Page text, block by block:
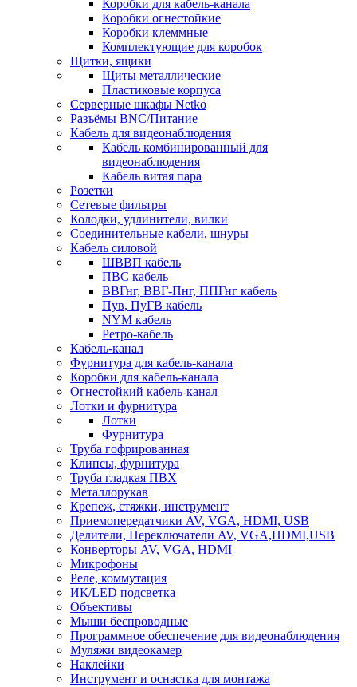
Коробки для кабель-канала
Коробки огнестойкие
Коробки клеммные
Комплектующие для коробок
Щитки, ящики
Щиты металлические
Пластиковые корпуса
Серверные шкафы Netko
Разъёмы BNC/Питание
Кабель для видеонаблюдения
Кабель комбинированный для
видеонаблюдения
Кабель витая пара
Розетки
Сетевые фильтры
Колодки, удлинители, вилки
Соединительные кабели, шнуры
Кабель силовой
ШВВП кабель
ПВС кабель
ВВГнг, ВВГ-Пнг, ППГнг кабель
Пув, ПуГВ кабель
NYM кабель
Ретро-кабель
Кабель-канал
Фурнитура для кабель-канала
Коробки для кабель-канала
Огнестойкий кабель-канал
Лотки и фурнитура
Лотки
Фурнитура
Труба гофрированная
Клипсы, фурнитура
Труба гладкая ПВХ
Металлорукав
Крепеж, стяжки, инструмент
Приемопередатчики AV, VGA, HDMI, USB
Делители, Переключатели AV, VGA,HDMI,USB
Конверторы AV, VGA, HDMI
Микрофоны
Реле, коммутация
ИК/LED подсветка
Объективы
Мыши беспроводные
Программное обеспечение для видеонаблюдения
Муляжи видеокамер
Наклейки
Инструмент и оснастка для монтажа